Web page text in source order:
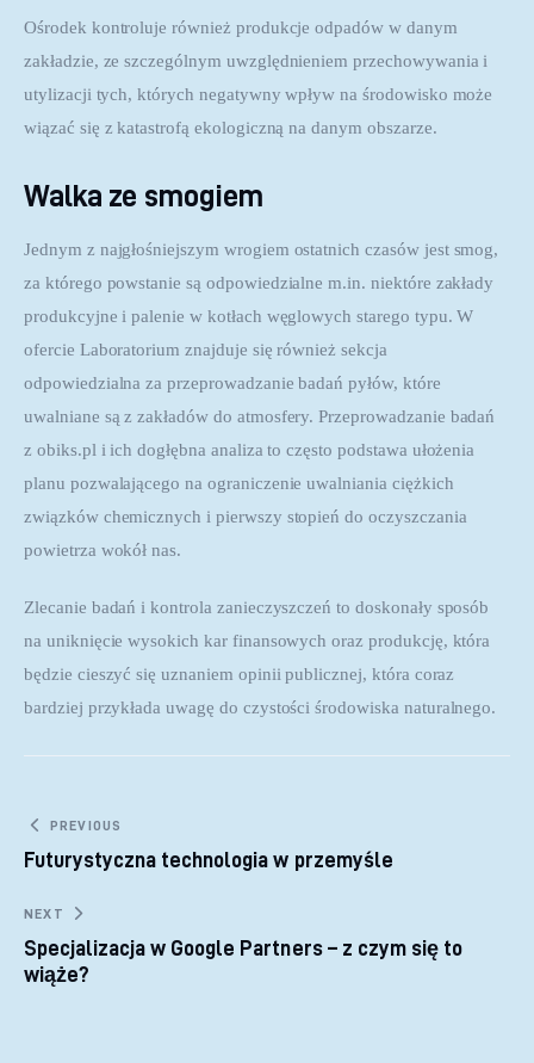
Ośrodek kontroluje również produkcje odpadów w danym
zakładzie, ze szczególnym uwzględnieniem przechowywania i
utylizacji tych, których negatywny wpływ na środowisko może
wiązać się z katastrofą ekologiczną na danym obszarze.
Walka ze smogiem
Jednym z najgłośniejszym wrogiem ostatnich czasów jest smog,
za którego powstanie są odpowiedzialne m.in. niektóre zakłady
produkcyjne i palenie w kotłach węglowych starego typu. W
ofercie Laboratorium znajduje się również sekcja
odpowiedzialna za przeprowadzanie badań pyłów, które
uwalniane są z zakładów do atmosfery. Przeprowadzanie badań
z obiks.pl i ich dogłębna analiza to często podstawa ułożenia
planu pozwalającego na ograniczenie uwalniania ciężkich
związków chemicznych i pierwszy stopień do oczyszczania
powietrza wokół nas.
Zlecanie badań i kontrola zanieczyszczeń to doskonały sposób
na uniknięcie wysokich kar finansowych oraz produkcję, która
będzie cieszyć się uznaniem opinii publicznej, która coraz
bardziej przykłada uwagę do czystości środowiska naturalnego.
Nawigacja wpisu
PREVIOUS
Futurystyczna technologia w przemyśle
NEXT
Specjalizacja w Google Partners – z czym się to
wiąże?